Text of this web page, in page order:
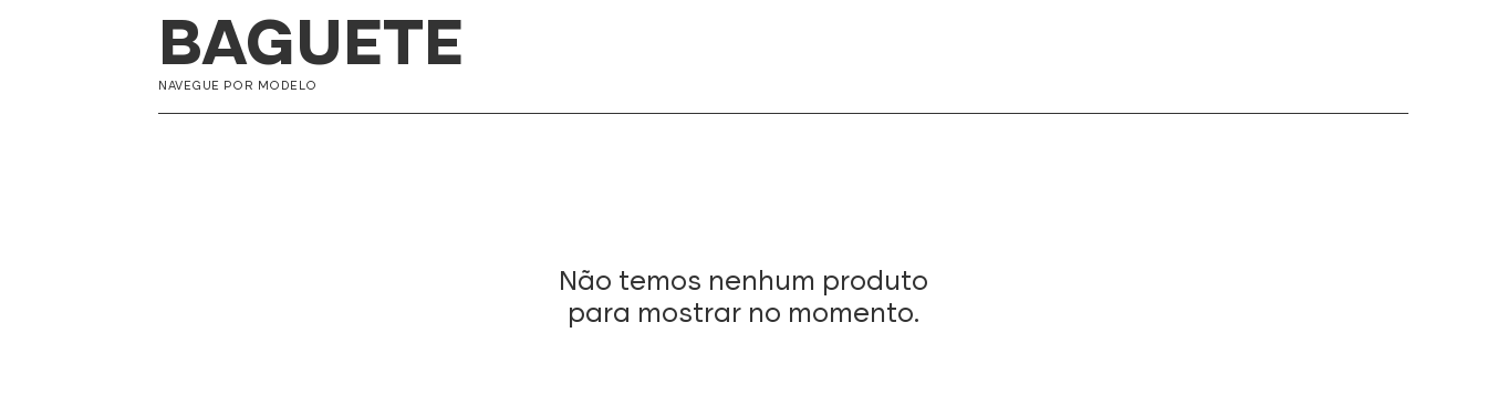
NAVEGUE POR MODELO
BAGUETE
Não temos nenhum produto
para mostrar no momento.